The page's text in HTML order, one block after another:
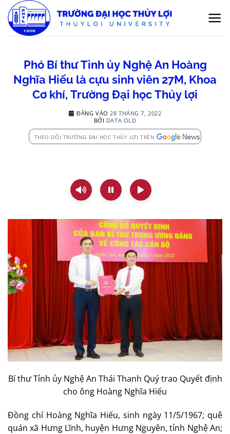
qua
nội
Phó Bí thư Tỉnh ủy Nghệ An Hoàng
Nghĩa Hiếu là cựu sinh viên 27M, Khoa
Cơ khí, Trường Đại học Thủy lợi
ĐĂNG VÀO 28 THÁNG 7, 2022
BỞI DATA OLD
THEO DÕI TRƯỜNG ĐẠI HỌC THỦY LỢI TRÊN
Bí thư Tỉnh ủy Nghệ An Thái Thanh Quý trao Quyết định
cho ông Hoàng Nghĩa Hiếu
Đồng chí Hoàng Nghĩa Hiếu, sinh ngày 11/5/1967; quê
quán xã Hưng Lĩnh, huyện Hưng Nguyên, tỉnh Nghệ An;